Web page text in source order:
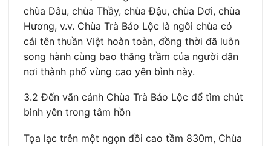
chùa Dâu, chùa Thầy, chùa Đậu, chùa Dơi, chùa
Hương, v.v. Chùa Trà Bảo Lộc là ngôi chùa có
cái tên thuần Việt hoàn toàn, đồng thời đã luôn
song hành cùng bao thăng trầm của người dân
nơi thành phố vùng cao yên bình này.
3.2 Đến vãn cảnh Chùa Trà Bảo Lộc để tìm chút
bình yên trong tâm hồn
Tọa lạc trên một ngọn đồi cao tầm 830m, Chùa